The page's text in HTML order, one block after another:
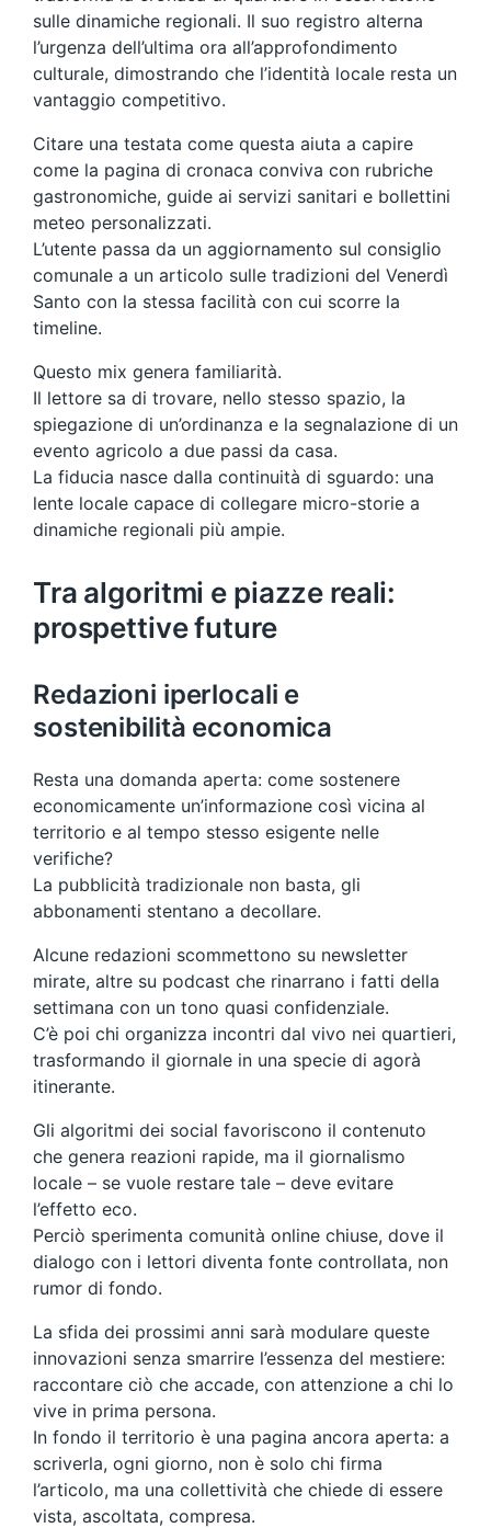
sulle dinamiche regionali. Il suo registro alterna
l’urgenza dell’ultima ora all’approfondimento
culturale, dimostrando che l’identità locale resta un
vantaggio competitivo.
Citare una testata come questa aiuta a capire
come la pagina di cronaca conviva con rubriche
gastronomiche, guide ai servizi sanitari e bollettini
meteo personalizzati.
L’utente passa da un aggiornamento sul consiglio
comunale a un articolo sulle tradizioni del Venerdì
Santo con la stessa facilità con cui scorre la
timeline.
Questo mix genera familiarità.
Il lettore sa di trovare, nello stesso spazio, la
spiegazione di un’ordinanza e la segnalazione di un
evento agricolo a due passi da casa.
La fiducia nasce dalla continuità di sguardo: una
lente locale capace di collegare micro-storie a
dinamiche regionali più ampie.
Tra algoritmi e piazze reali:
prospettive future
Redazioni iperlocali e
sostenibilità economica
Resta una domanda aperta: come sostenere
economicamente un’informazione così vicina al
territorio e al tempo stesso esigente nelle
verifiche?
La pubblicità tradizionale non basta, gli
abbonamenti stentano a decollare.
Alcune redazioni scommettono su newsletter
mirate, altre su podcast che rinarrano i fatti della
settimana con un tono quasi confidenziale.
C’è poi chi organizza incontri dal vivo nei quartieri,
trasformando il giornale in una specie di agorà
itinerante.
Gli algoritmi dei social favoriscono il contenuto
che genera reazioni rapide, ma il giornalismo
locale – se vuole restare tale – deve evitare
l’effetto eco.
Perciò sperimenta comunità online chiuse, dove il
dialogo con i lettori diventa fonte controllata, non
rumor di fondo.
La sfida dei prossimi anni sarà modulare queste
innovazioni senza smarrire l’essenza del mestiere:
raccontare ciò che accade, con attenzione a chi lo
vive in prima persona.
In fondo il territorio è una pagina ancora aperta: a
scriverla, ogni giorno, non è solo chi firma
l’articolo, ma una collettività che chiede di essere
vista, ascoltata, compresa.